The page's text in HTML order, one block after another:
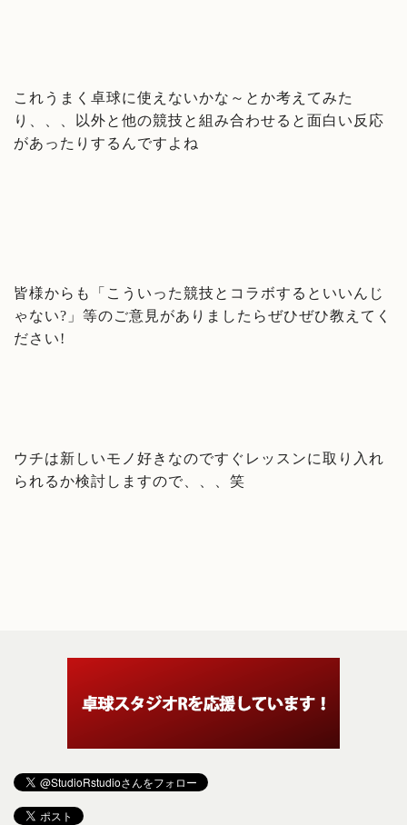
これうまく卓球に使えないかな～とか考えてみた
り、、、以外と他の競技と組み合わせると面白い反応
があったりするんですよね
皆様からも「こういった競技とコラボするといいんじ
ゃない?」等のご意見がありましたらぜひぜひ教えてく
ださい!
ウチは新しいモノ好きなのですぐレッスンに取り入れ
られるか検討しますので、、、笑